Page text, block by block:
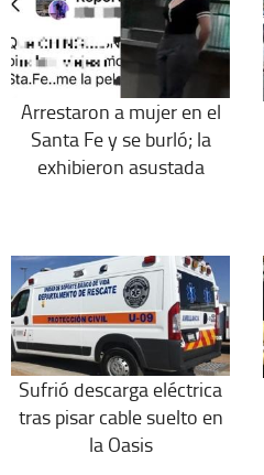
Arrestaron a mujer en el
Santa Fe y se burló; la
exhibieron asustada
Sufrió descarga eléctrica
tras pisar cable suelto en
la Oasis